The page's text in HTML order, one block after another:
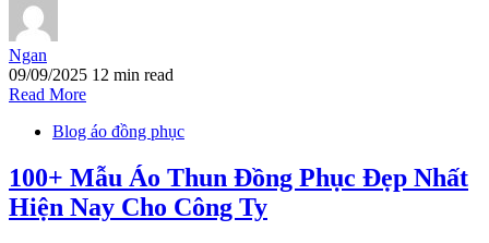
Ngan
09/09/2025 12 min read
Read More
Blog áo đồng phục
100+ Mẫu Áo Thun Đồng Phục Đẹp Nhất
Hiện Nay Cho Công Ty